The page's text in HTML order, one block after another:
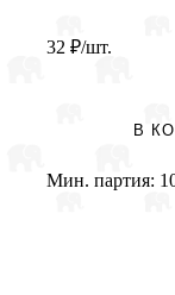
32 ₽/шт.
В
Мин. партия: